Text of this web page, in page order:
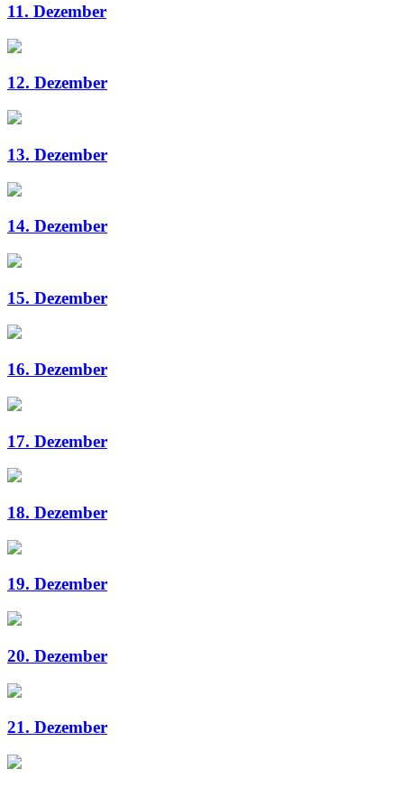
11. Dezember
12. Dezember
13. Dezember
14. Dezember
15. Dezember
16. Dezember
17. Dezember
18. Dezember
19. Dezember
20. Dezember
21. Dezember